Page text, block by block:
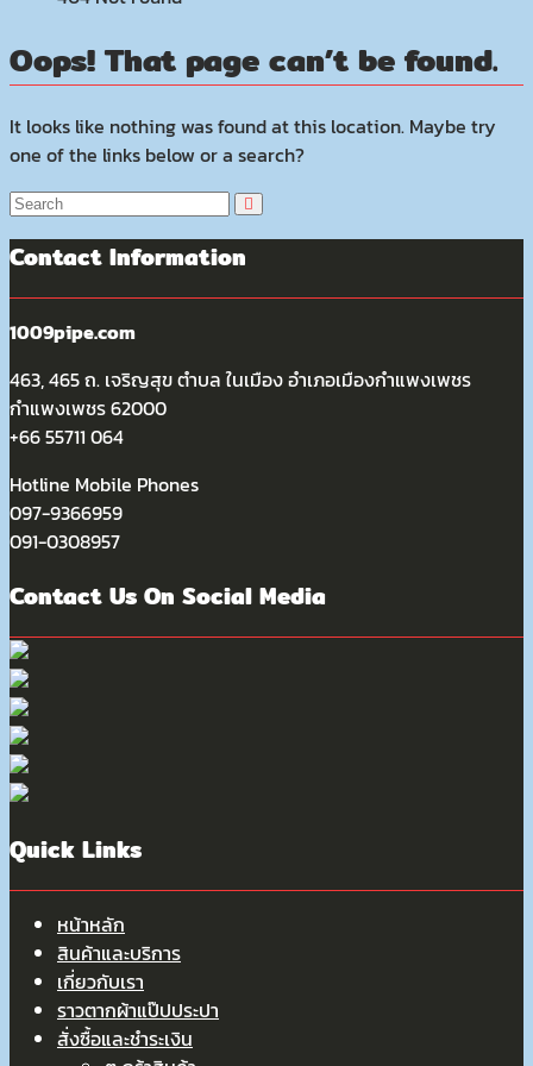
Oops! That page can’t be found.
It looks like nothing was found at this location. Maybe try
one of the links below or a search?
Contact Information
1009pipe.com
463, 465 ถ. เจริญสุข ตำบล ในเมือง อำเภอเมืองกำแพงเพชร
กำแพงเพชร 62000
+66 55711 064
Hotline Mobile Phones
097-9366959
091-0308957
Contact Us On Social Media
Quick Links
หน้าหลัก
สินค้าและบริการ
เกี่ยวกับเรา
ราวตากผ้าแป๊ปประปา
สั่งซื้อและชำระเงิน